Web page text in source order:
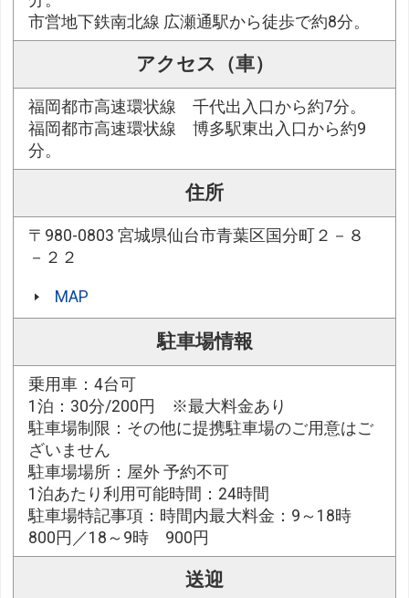
市営地下鉄南北線 広瀬通駅から徒歩で約8分。
アクセス（車）
福岡都市高速環状線 千代出入口から約7分。
福岡都市高速環状線 博多駅東出入口から約9
分。
住所
〒980-0803 宮城県仙台市青葉区国分町２－８
－２２
MAP
駐車場情報
乗用車：4台可
1泊：30分/200円 ※最大料金あり
駐車場制限：その他に提携駐車場のご用意はご
ざいません
駐車場場所：屋外 予約不可
1泊あたり利用可能時間：24時間
駐車場特記事項：時間内最大料金：9～18時
800円／18～9時 900円
送迎